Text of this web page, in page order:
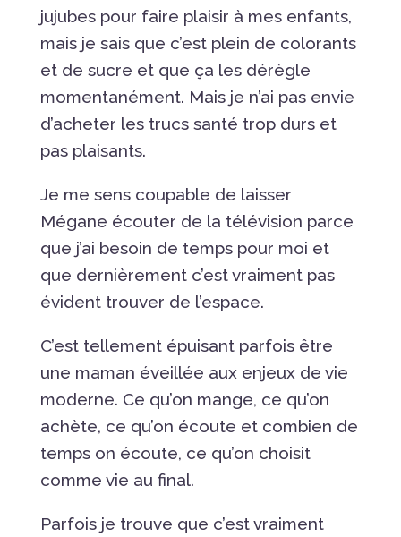
jujubes pour faire plaisir à mes enfants,
mais je sais que c’est plein de colorants
et de sucre et que ça les dérègle
momentanément. Mais je n’ai pas envie
d’acheter les trucs santé trop durs et
pas plaisants.
Je me sens coupable de laisser
Mégane écouter de la télévision parce
que j’ai besoin de temps pour moi et
que dernièrement c’est vraiment pas
évident trouver de l’espace.
C’est tellement épuisant parfois être
une maman éveillée aux enjeux de vie
moderne. Ce qu’on mange, ce qu’on
achète, ce qu’on écoute et combien de
temps on écoute, ce qu’on choisit
comme vie au final.
Parfois je trouve que c’est vraiment